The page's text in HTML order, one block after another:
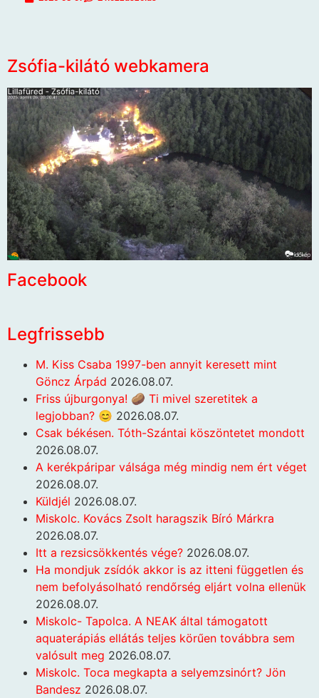
Zsófia-kilátó webkamera
Facebook
Legfrissebb
M. Kiss Csaba 1997-ben annyit keresett mint
Göncz Árpád 2026.08.07.
Friss újburgonya! 🥔 Ti mivel szeretitek a
legjobban? 😊 2026.08.07.
Csak békésen. Tóth-Szántai köszöntetet mondott
2026.08.07.
A kerékpáripar válsága még mindig nem ért véget
2026.08.07.
Küldjél 2026.08.07.
Miskolc. Kovács Zsolt haragszik Bíró Márkra
2026.08.07.
Itt a rezsicsökkentés vége? 2026.08.07.
Ha mondjuk zsídók akkor is az itteni független és
nem befolyásolható rendőrség eljárt volna ellenük
2026.08.07.
Miskolc- Tapolca. A NEAK által támogatott
aquaterápiás ellátás teljes körűen továbbra sem
valósult meg 2026.08.07.
Miskolc. Toca megkapta a selyemzsinórt? Jön
Bandesz 2026.08.07.